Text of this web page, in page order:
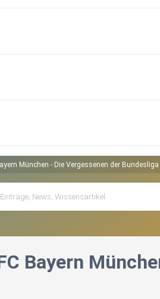
München - Die Vergessenen der Bundesliga
Bayern